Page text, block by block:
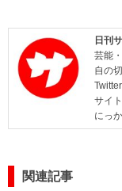
日刊
芸能
自の
サイト
にっ
関連記事